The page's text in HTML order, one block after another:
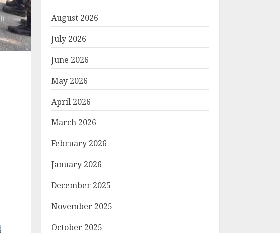
August 2026
July 2026
June 2026
May 2026
April 2026
March 2026
February 2026
January 2026
December 2025
November 2025
October 2025